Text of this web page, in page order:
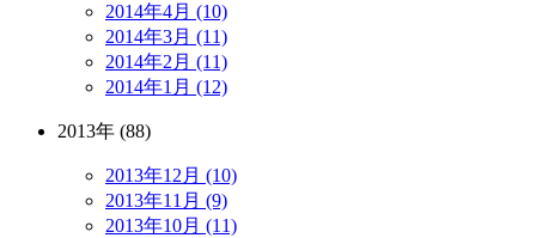
2014年4月 (10)
2014年3月 (11)
2014年2月 (11)
2014年1月 (12)
2013年 (88)
2013年12月 (10)
2013年11月 (9)
2013年10月 (11)